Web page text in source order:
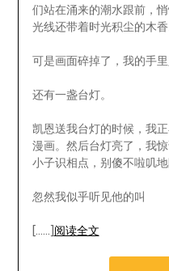
们站在涌来的潮水跟前，
光线还带着时光积尘的木香
可是画面碎掉了，我的手里
还有一盏台灯。
凯恩送我台灯的时候，我
漫画。然后台灯亮了，我
小子识相点，别傻不啦叽
忽然我似乎听见他的叫
[……] 阅读全文